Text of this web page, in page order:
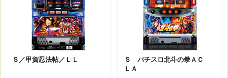
Ｓ／甲賀忍法帖／ＬＬ
Ｓ パチスロ北斗の拳ＡＣ
ＬＡ